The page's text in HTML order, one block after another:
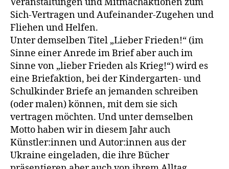
Veranstaltungen und Mitmachaktionen zum
Sich-Vertragen und Aufeinander-Zugehen und
Fliehen und Helfen.
Unter demselben Titel „Lieber Frieden!“ (im
Sinne einer Anrede im Brief aber auch im
Sinne von „lieber Frieden als Krieg!“) wird es
eine Briefaktion, bei der Kindergarten- und
Schulkinder Briefe an jemanden schreiben
(oder malen) können, mit dem sie sich
vertragen möchten. Und unter demselben
Motto haben wir in diesem Jahr auch
Künstler:innen und Autor:innen aus der
Ukraine eingeladen, die ihre Bücher